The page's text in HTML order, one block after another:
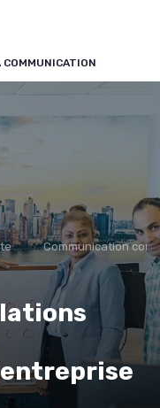
COMMUNICATION
Communication